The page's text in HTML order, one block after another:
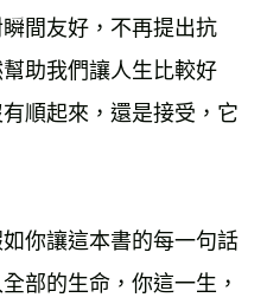
瞬間友好，不再提出抗
助我們讓人生比較好
順起來，還是接受，它
你讓這本書的每一句話
部的生命，你這一生，